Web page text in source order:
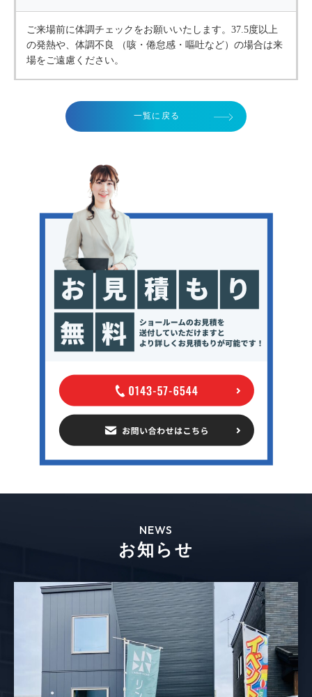
ご来場前に体調チェックをお願いいたします。37.5度以上
の発熱や、体調不良 （咳・倦怠感・嘔吐など）の場合は来
場をご遠慮ください。
一覧に戻る
NEWS
お知らせ